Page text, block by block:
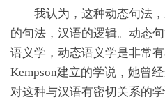
我认为，这种动态句法，
的句法，汉语的逻辑。动态
语义学，动态语义学是非常
Kempson建立的学说，她曾
对这种与汉语有密切关系的